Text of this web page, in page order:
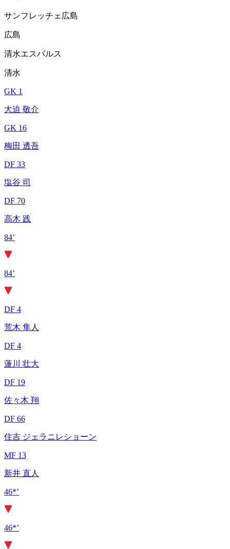
サンフレッチェ広島
広島
清水エスパルス
清水
GK 1
大迫 敬介
GK 16
梅田 透吾
DF 33
塩谷 司
DF 70
高木 践
84’
84’
DF 4
荒木 隼人
DF 4
蓮川 壮大
DF 19
佐々木 翔
DF 66
住吉 ジェラニレショーン
MF 13
新井 直人
46*’
46*’